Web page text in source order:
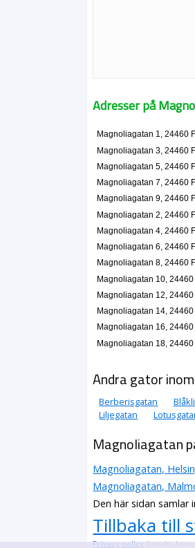
Adresser på
Magnoliagatan 1, 24460
Magnoliagatan 3, 24460
Magnoliagatan 5, 24460
Magnoliagatan 7, 24460
Magnoliagatan 9, 24460
Magnoliagatan 2, 24460
Magnoliagatan 4, 24460
Magnoliagatan 6, 24460
Magnoliagatan 8, 24460
Magnoliagatan 10, 24460
Magnoliagatan 12, 24460
Magnoliagatan 14, 24460
Magnoliagatan 16, 24460
Magnoliagatan 18, 24460
Andra gator
Berberisgatan
Liljegatan
Magnoliagatan
Magnoliagatan,
Magnoliagatan,
Den här sidan samlar
Tillbaka till
Privacy policyKontakt: